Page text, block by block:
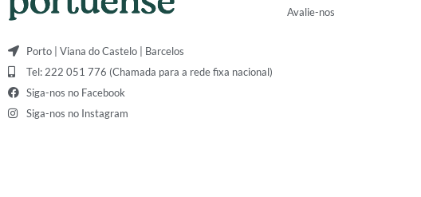
Porto | Viana do Castelo | Barcelos
Tel: 222 051 776 (Chamada para a rede fixa nacional)
Siga-nos no Facebook
Siga-nos no Instagram
Avalie-nos